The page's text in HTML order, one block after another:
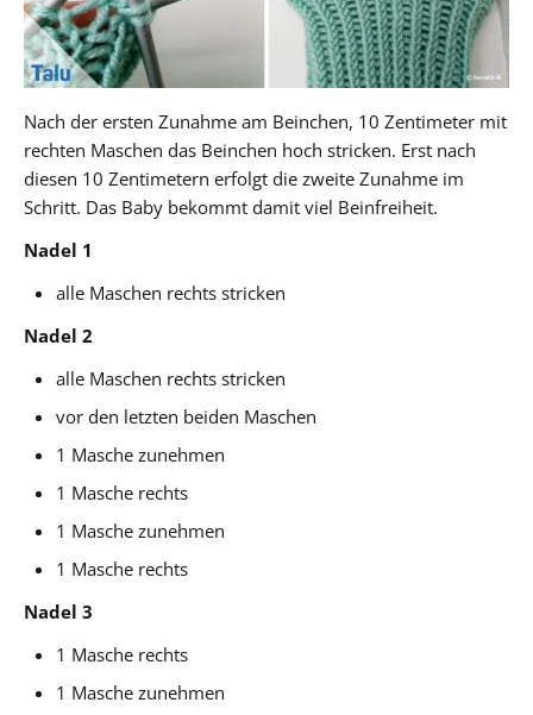
Nach der ersten Zunahme am Beinchen, 10 Zentimeter mit
rechten Maschen das Beinchen hoch stricken. Erst nach
diesen 10 Zentimetern erfolgt die zweite Zunahme im
Schritt. Das Baby bekommt damit viel Beinfreiheit.
Nadel 1
alle Maschen rechts stricken
Nadel 2
alle Maschen rechts stricken
vor den letzten beiden Maschen
1 Masche zunehmen
1 Masche rechts
1 Masche zunehmen
1 Masche rechts
Nadel 3
1 Masche rechts
1 Masche zunehmen